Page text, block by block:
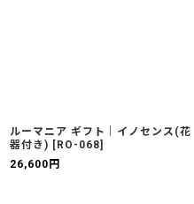
ルーマニア ギフト｜イノセンス(花
器付き) [ RO-068]
26,600 円